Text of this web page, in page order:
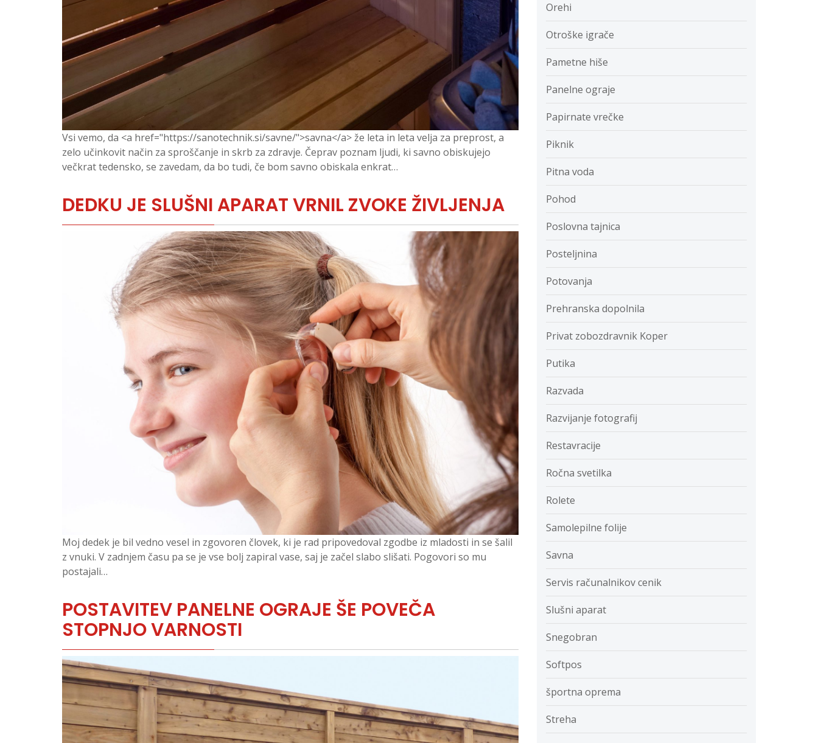
Vsi vemo, da <a href="https://sanotechnik.si/savne/">savna</a> že leta in leta velja za preprost, a
zelo učinkovit način za sproščanje in skrb za zdravje. Čeprav poznam ljudi, ki savno obiskujejo
večkrat tedensko, se zavedam, da bo tudi, če bom savno obiskala enkrat…
DEDKU JE SLUŠNI APARAT VRNIL ZVOKE ŽIVLJENJA
Moj dedek je bil vedno vesel in zgovoren človek, ki je rad pripovedoval zgodbe iz mladosti in se šalil
z vnuki. V zadnjem času pa se je vse bolj zapiral vase, saj je začel slabo slišati. Pogovori so mu
postajali…
POSTAVITEV PANELNE OGRAJE ŠE POVEČA
STOPNJO VARNOSTI
Orehi
Otroške igrače
Pametne hiše
Panelne ograje
Papirnate vrečke
Piknik
Pitna voda
Pohod
Poslovna tajnica
Posteljnina
Potovanja
Prehranska dopolnila
Privat zobozdravnik Koper
Putika
Razvada
Razvijanje fotografij
Restavracije
Ročna svetilka
Rolete
Samolepilne folije
Savna
Servis računalnikov cenik
Slušni aparat
Snegobran
Softpos
športna oprema
Streha